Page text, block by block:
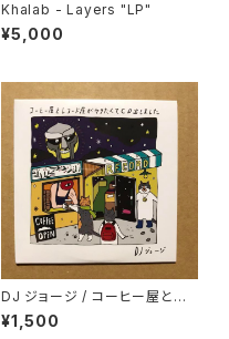
Khalab - Layers "LP"
¥5,000
DJ ジョージ / コーヒー屋とレ
コード屋がやりたくてCD出しま
した
¥1,500